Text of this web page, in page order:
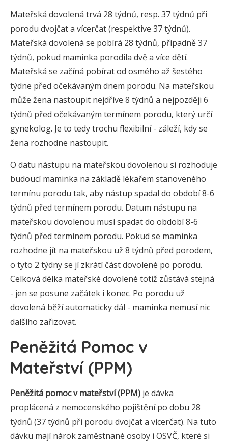
Mateřská dovolená trvá 28 týdnů, resp. 37 týdnů při
porodu dvojčat a vícerčat (respektive 37 týdnů).
Mateřská dovolená se pobírá 28 týdnů, případně 37
týdnů, pokud maminka porodila dvě a více dětí.
Mateřská se začíná pobírat od osmého až šestého
týdne před očekávaným dnem porodu. Na mateřskou
může žena nastoupit nejdříve 8 týdnů a nejpozději 6
týdnů před očekávaným termínem porodu, který určí
gynekolog. Je to tedy trochu flexibilní - záleží, kdy se
žena rozhodne nastoupit.
O datu nástupu na mateřskou dovolenou si rozhoduje
budoucí maminka na základě lékařem stanoveného
termínu porodu tak, aby nástup spadal do období 8-6
týdnů před termínem porodu. Datum nástupu na
mateřskou dovolenou musí spadat do období 8-6
týdnů před termínem porodu. Pokud se maminka
rozhodne jít na mateřskou už 8 týdnů před porodem,
o tyto 2 týdny se jí zkrátí část dovolené po porodu.
Celková délka mateřské dovolené totiž zůstává stejná
- jen se posune začátek i konec. Po porodu už
dovolená běží automaticky dál - maminka nemusí nic
dalšího zařizovat.
Peněžitá Pomoc v
Mateřství (PPM)
Peněžitá pomoc v mateřství (PPM) je dávka
proplácená z nemocenského pojištění po dobu 28
týdnů (37 týdnů při porodu dvojčat a vícerčat). Na tuto
dávku mají nárok zaměstnané osoby i OSVČ, které si